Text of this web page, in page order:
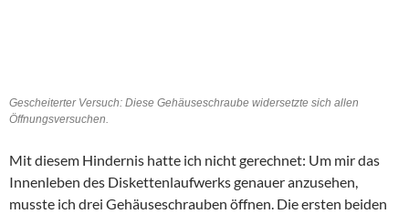
Gescheiterter Versuch: Diese Gehäuseschraube widersetzte sich allen
Öffnungsversuchen.
Mit diesem Hindernis hatte ich nicht gerechnet: Um mir das
Innenleben des Diskettenlaufwerks genauer anzusehen,
musste ich drei Gehäuseschrauben öffnen. Die ersten beiden